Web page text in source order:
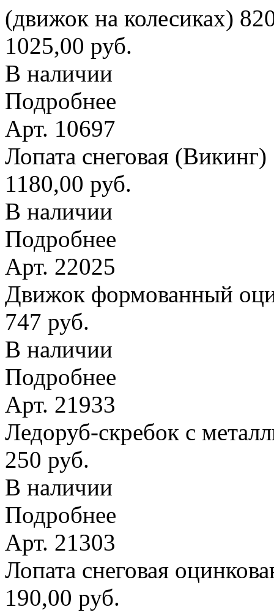
(движок на колесиках)
1025,00 руб.
В наличии
Подробнее
Арт. 10697
Лопата снеговая
1180,00 руб.
В наличии
Подробнее
Арт. 22025
Движок формованный
747 руб.
В наличии
Подробнее
Арт. 21933
Ледоруб-скребок с
250 руб.
В наличии
Подробнее
Арт. 21303
Лопата снеговая
190,00 руб.